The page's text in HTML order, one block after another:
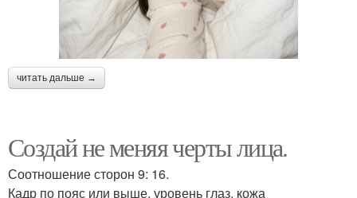
читать дальше →
Создай не меняя черты лица.
Соотношение сторон 9: 16.
Кадр по пояс или выше, уровень глаз, кожа